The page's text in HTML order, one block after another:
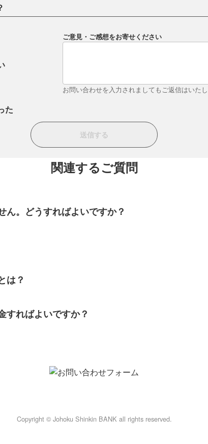
た
ご意見・ご感想をお寄せください
お問い合わせを入力されましてもご返信はいた
関連するご質問
ん。どうすればよいですか？
は？
すればよいですか？
Copyright © Johoku Shinkin BANK all rights reserved.